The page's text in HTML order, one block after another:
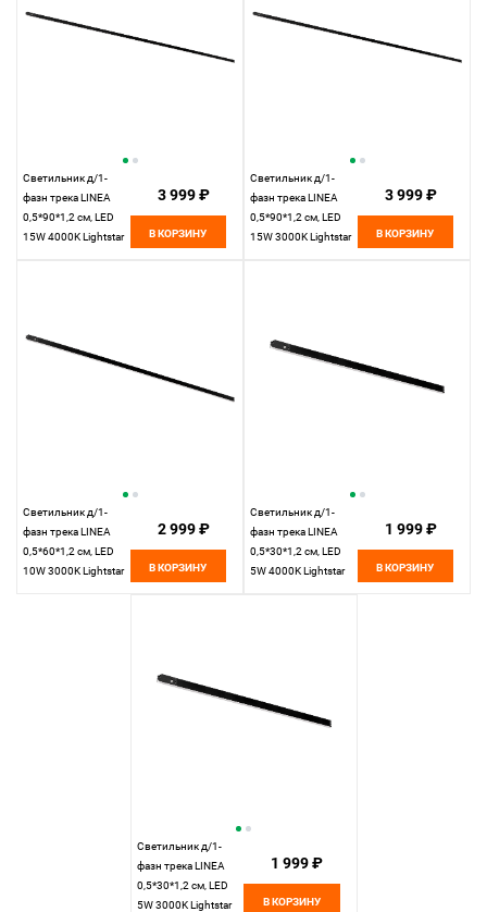
Светильник д/1-
фазн трека LINEA
0,5*90*1,2 см, LED
15W 4000K Lightstar
3 999 ₽
В КОРЗИНУ
Светильник д/1-
фазн трека LINEA
0,5*90*1,2 см, LED
15W 3000K Lightstar
3 999 ₽
В КОРЗИНУ
Светильник д/1-
фазн трека LINEA
0,5*60*1,2 см, LED
10W 3000K Lightstar
2 999 ₽
В КОРЗИНУ
Светильник д/1-
фазн трека LINEA
0,5*30*1,2 см, LED
5W 4000K Lightstar
1 999 ₽
В КОРЗИНУ
Светильник д/1-
фазн трека LINEA
0,5*30*1,2 см, LED
5W 3000K Lightstar
1 999 ₽
В КОРЗИНУ